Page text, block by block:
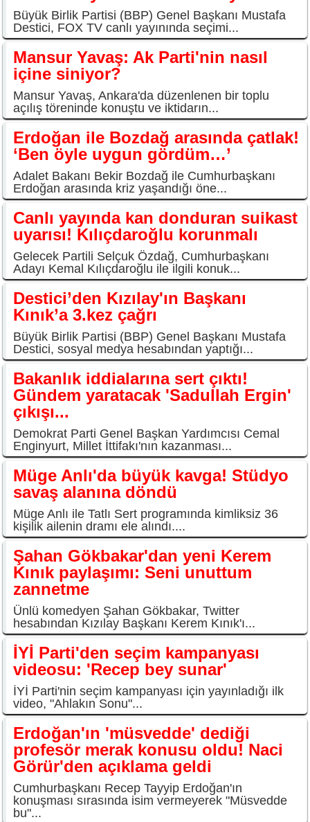
Büyük Birlik Partisi (BBP) Genel Başkanı Mustafa
Destici, FOX TV canlı yayınında seçimi...
Mansur Yavaş: Ak Parti'nin nasıl
içine siniyor?
Mansur Yavaş, Ankara'da düzenlenen bir toplu
açılış töreninde konuştu ve iktidarın...
Erdoğan ile Bozdağ arasında çatlak!
‘Ben öyle uygun gördüm…’
Adalet Bakanı Bekir Bozdağ ile Cumhurbaşkanı
Erdoğan arasında kriz yaşandığı öne...
Canlı yayında kan donduran suikast
uyarısı! Kılıçdaroğlu korunmalı
Gelecek Partili Selçuk Özdağ, Cumhurbaşkanı
Adayı Kemal Kılıçdaroğlu ile ilgili konuk...
Destici’den Kızılay'ın Başkanı
Kınık’a 3.kez çağrı
Büyük Birlik Partisi (BBP) Genel Başkanı Mustafa
Destici, sosyal medya hesabından yaptığı...
Bakanlık iddialarına sert çıktı!
Gündem yaratacak 'Sadullah Ergin'
çıkışı...
Demokrat Parti Genel Başkan Yardımcısı Cemal
Enginyurt, Millet İttifakı'nın kazanması...
Müge Anlı'da büyük kavga! Stüdyo
savaş alanına döndü
Müge Anlı ile Tatlı Sert programında kimliksiz 36
kişilik ailenin dramı ele alındı....
Şahan Gökbakar'dan yeni Kerem
Kınık paylaşımı: Seni unuttum
zannetme
Ünlü komedyen Şahan Gökbakar, Twitter
hesabından Kızılay Başkanı Kerem Kınık'ı...
İYİ Parti'den seçim kampanyası
videosu: 'Recep bey sunar'
İYİ Parti'nin seçim kampanyası için yayınladığı ilk
video, "Ahlakın Sonu"...
Erdoğan'ın 'müsvedde' dediği
profesör merak konusu oldu! Naci
Görür'den açıklama geldi
Cumhurbaşkanı Recep Tayyip Erdoğan'ın
konuşması sırasında isim vermeyerek "Müsvedde
bu"...